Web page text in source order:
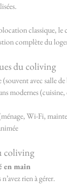
classique,
complète du
du coliving
avec salle
modernes
Wi-Fi,
coliving
en main
rien à gérer.